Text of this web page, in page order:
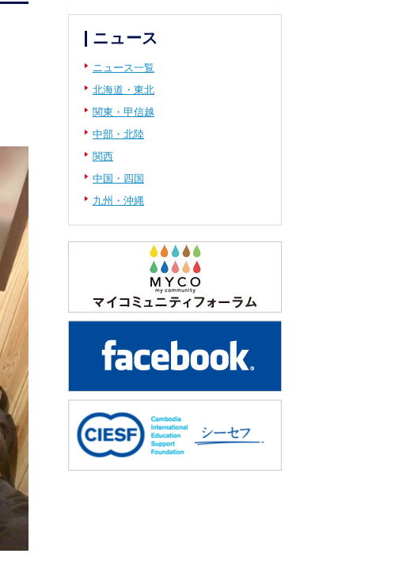
ニュース
ニュース一覧
北海道・東北
関東・甲信越
中部・北陸
関西
中国・四国
九州・沖縄